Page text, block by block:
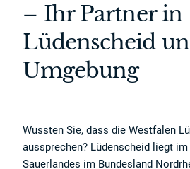
– Ihr Partner in
Lüdenscheid
Umgebung
Wussten Sie, dass die Westfalen
aussprechen? Lüdenscheid liegt
Sauerlandes im Bundesland